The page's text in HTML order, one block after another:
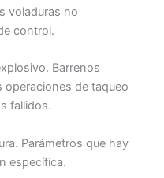
voladuras no
control.
Barrenos
operaciones de taqueo
fallidos.
Parámetros que hay
específica.